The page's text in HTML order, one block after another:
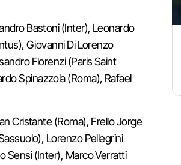
Bastoni (Inter), Leonardo
Giovanni Di Lorenzo
Florenzi (Paris Saint
Spinazzola (Roma), Rafael
Cristante (Roma), Frello Jorge
Lorenzo Pellegrini
Sensi (Inter), Marco Verratti